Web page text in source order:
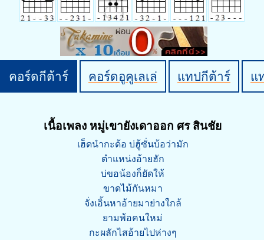
คอร์ดกีต้าร์ คอร์ดอูคูเลเล่ แทปกีต้าร์ แ
เนื้อเพลง หมู่เขายังเดาออก ศร สินชัย
เฮ็ดนำกะด้อ บ่ฮู้ซั่นบ้อว่ามัก
ตำแหน่งอ้ายฮัก
บ่ขอน้องก็ยัดให้
ขาดไม้กันหมา
จั่งเอิ้นหาอ้ายมาย่างใกล้
ยามพ้อคนใหม่
กะผลักไสอ้ายไปห่างๆ